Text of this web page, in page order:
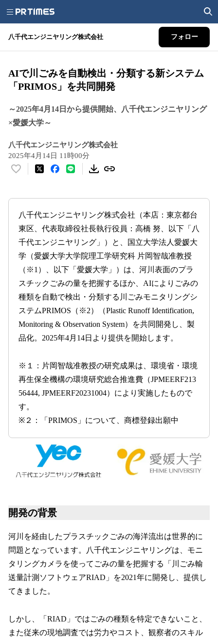
八千代エンジニヤリング株式会社 フォロー
AIで川ごみを自動検出・分類する新システム
「PRIMOS」を共同開発
～2025年4月14日から提供開始、八千代エンジニヤリング
×愛媛大学～
八千代エンジニヤリング株式会社
2025年4月14日 11時00分
い
数
を
読
み
込
で
す
八千代エンジニヤリング株式会社（本店：東京都台
東区、代表取締役社長執行役員：高橋 努、以下「八
千代エンジニヤリング」）と、国立大学法人愛媛大
学（愛媛大学大学院理工学研究科 片岡智哉准教授
（※1）、以下「愛媛大学」）は、河川表面のプラ
スチックごみの量を把握するほか、AIによりごみの
種類を自動で検出・分類する川ごみモニタリングシ
ステムPRIMOS（※2）（Plastic Runoff Identification,
Monitoring & Observation System）を共同開発し、製
品化。2025年4月14日より提供を開始します。
※１：片岡智哉准教授の研究成果は、環境省・環境
再生保全機構の環境研究総合推進費（JPMEERF213
56444, JPMEERF20231004）により実施したもので
す。
※２：「PRIMOS」について、商標登録出願中
開発の背景
河川を経由したプラスチックごみの海洋流出は世界的に
問題となっています。八千代エンジニヤリングは、モニ
タリングカメラを使ってごみの量を把握する「川ごみ輸
送量計測ソフトウェアRIAD」を2021年に開発し、提供し
てきました。
しかし、「RIAD」ではごみの種類を特定できないこと、
また従来の現地調査では労力やコスト、観察者のスキル